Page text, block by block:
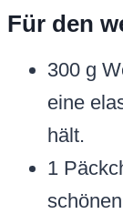
Für den
300 g
eine
hält.
1